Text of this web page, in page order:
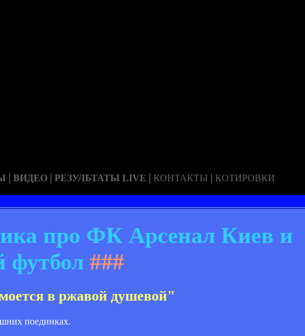
| ВИДЕО | РЕЗУЛЬТАТЫ LIVE | КОНТАКТЫ | КОТИРОВКИ
про ФК Арсенал Киев и
футбол###
в ржавой душевой"
поединках.